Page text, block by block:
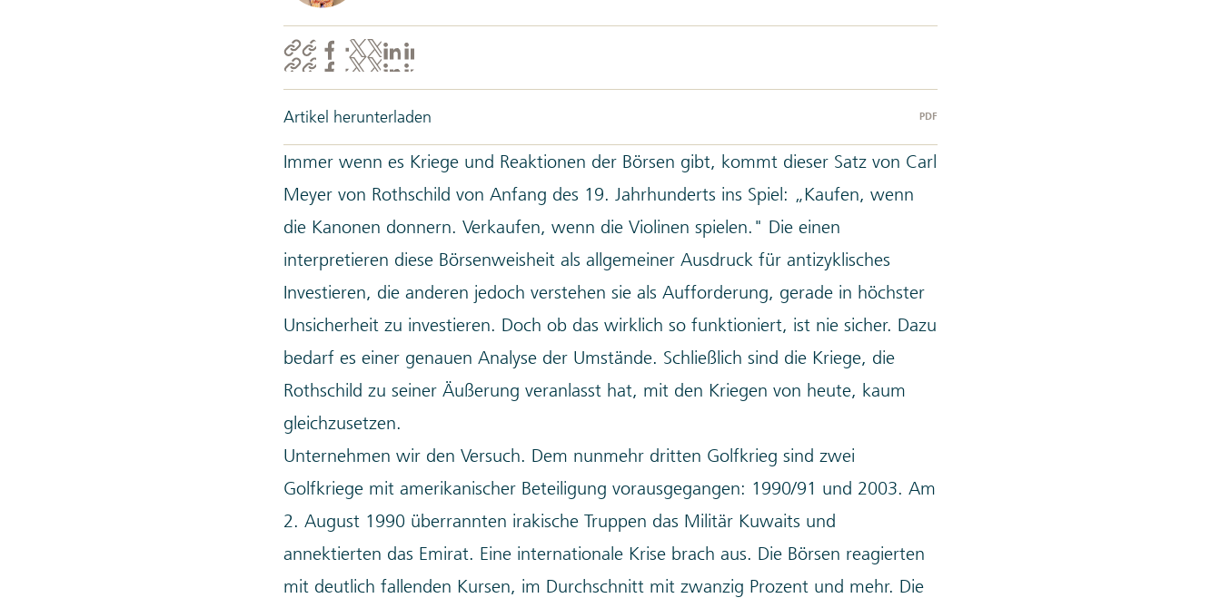
Artikel herunterladen PDF
Immer wenn es Kriege und Reaktionen der Börsen gibt, kommt dieser Satz von Carl
Meyer von Rothschild von Anfang des 19. Jahrhunderts ins Spiel: „Kaufen, wenn
die Kanonen donnern. Verkaufen, wenn die Violinen spielen." Die einen
interpretieren diese Börsenweisheit als allgemeiner Ausdruck für antizyklisches
Investieren, die anderen jedoch verstehen sie als Aufforderung, gerade in höchster
Unsicherheit zu investieren. Doch ob das wirklich so funktioniert, ist nie sicher. Dazu
bedarf es einer genauen Analyse der Umstände. Schließlich sind die Kriege, die
Rothschild zu seiner Äußerung veranlasst hat, mit den Kriegen von heute, kaum
gleichzusetzen.
Unternehmen wir den Versuch. Dem nunmehr dritten Golfkrieg sind zwei
Golfkriege mit amerikanischer Beteiligung vorausgegangen: 1990/91 und 2003. Am
2. August 1990 überrannten irakische Truppen das Militär Kuwaits und
annektierten das Emirat. Eine internationale Krise brach aus. Die Börsen reagierten
mit deutlich fallenden Kursen, im Durchschnitt mit zwanzig Prozent und mehr. Die